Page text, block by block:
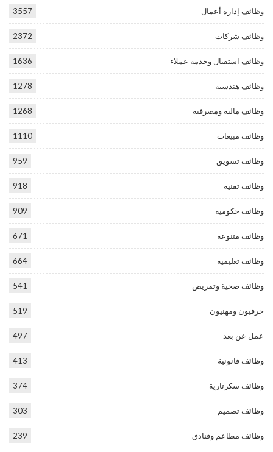
وظائف إدارة أعمال 3557
وظائف شركات 2372
وظائف استقبال وخدمة عملاء 1636
وظائف هندسية 1278
وظائف مالية ومصرفية 1268
وظائف مبيعات 1110
وظائف تسويق 959
وظائف تقنية 918
وظائف حكومية 909
وظائف متنوعة 671
وظائف تعليمية 664
وظائف صحية وتمريض 541
حرفيون ومهنيون 519
عمل عن بعد 497
وظائف قانونية 413
وظائف سكرتارية 374
وظائف تصميم 303
وظائف مطاعم وفنادق 239